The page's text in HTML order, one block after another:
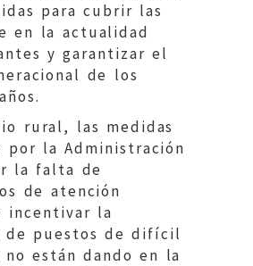
para cubrir las
en la actualidad
y garantizar el
de los
rural, las medidas
por la Administración
la falta de
de atención
incentivar la
de puestos de difícil
están dando en la